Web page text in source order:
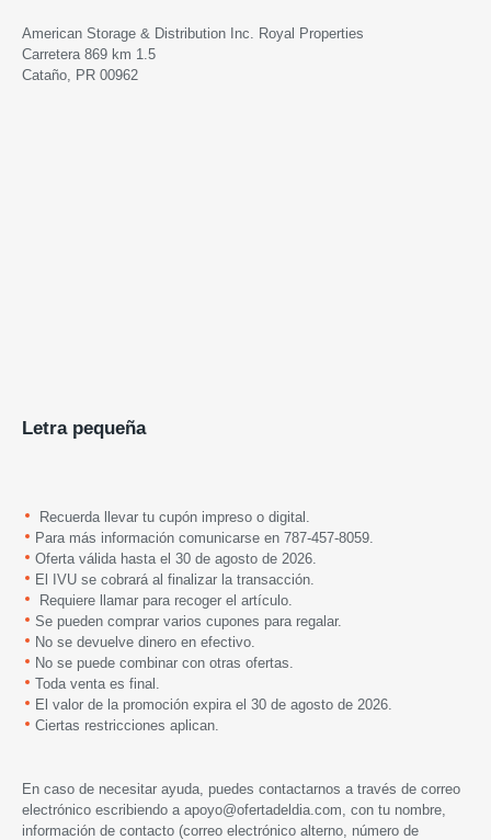
American Storage & Distribution Inc. Royal Properties
Carretera 869 km 1.5
Cataño, PR 00962
Letra pequeña
Recuerda llevar tu cupón impreso o digital.
Para más información comunicarse en 787-457-8059.
Oferta válida hasta el 30 de agosto de 2026.
El IVU se cobrará al finalizar la transacción.
Requiere llamar para recoger el artículo.
Se pueden comprar varios cupones para regalar.
No se devuelve dinero en efectivo.
No se puede combinar con otras ofertas.
Toda venta es final.
El valor de la promoción expira el 30 de agosto de 2026.
Ciertas restricciones aplican.
En caso de necesitar ayuda, puedes contactarnos a través de correo
electrónico escribiendo a apoyo@ofertadeldia.com , con tu nombre,
información de contacto (correo electrónico alterno, número de